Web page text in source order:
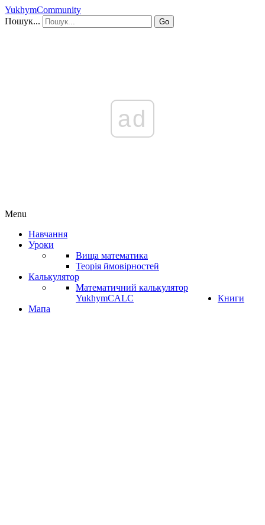
YukhymCommunity
Пошук...
Go
ad
Menu
Навчання
Уроки
Вища математика
Теорія ймовірностей
Калькулятор
Математичний калькулятор
YukhymCALC
Книги
Мапа